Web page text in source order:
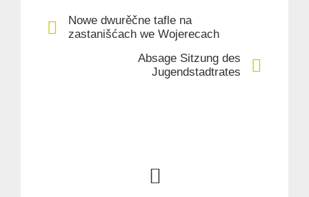
Nowe dwurěčne tafle na
zastanišćach we Wojerecach
Absage Sitzung des
Jugendstadtrates